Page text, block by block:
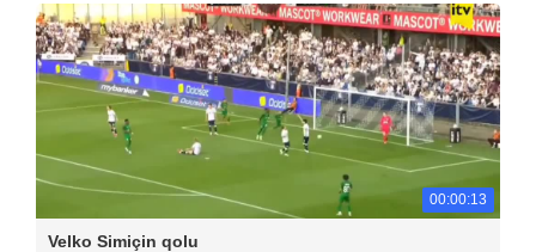
00:00:13
Velko Simiçin qolu